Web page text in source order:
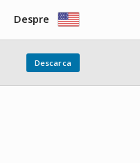
Despre
Descarca